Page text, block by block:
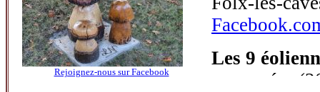
Rejoignez-nous sur Facebook